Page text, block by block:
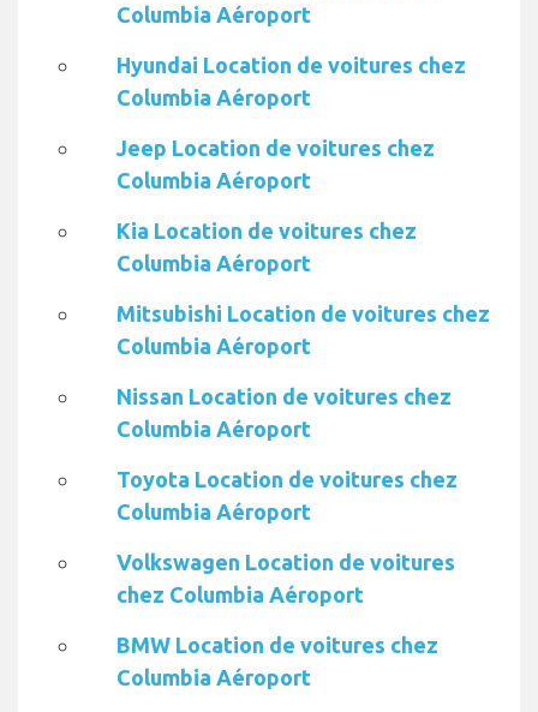
Columbia Aéroport
Hyundai Location de voitures chez
Columbia Aéroport
Jeep Location de voitures chez
Columbia Aéroport
Kia Location de voitures chez
Columbia Aéroport
Mitsubishi Location de voitures chez
Columbia Aéroport
Nissan Location de voitures chez
Columbia Aéroport
Toyota Location de voitures chez
Columbia Aéroport
Volkswagen Location de voitures
chez Columbia Aéroport
BMW Location de voitures chez
Columbia Aéroport